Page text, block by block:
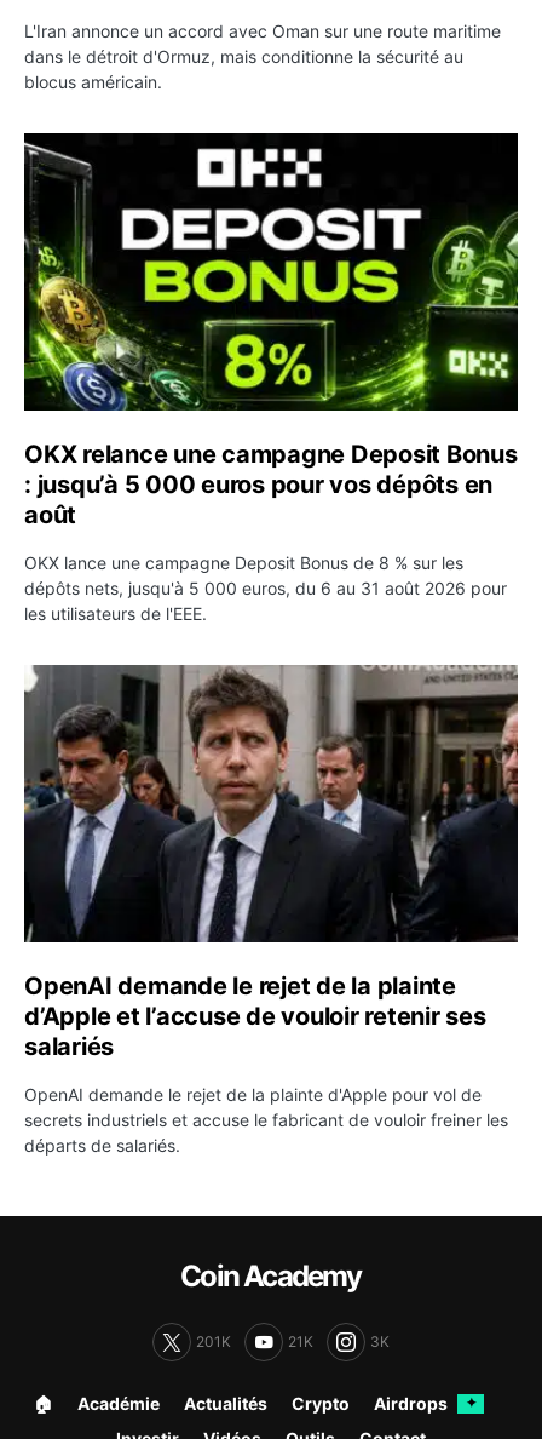
L'Iran annonce un accord avec Oman sur une route maritime
dans le détroit d'Ormuz, mais conditionne la sécurité au
blocus américain.
OKX relance une campagne Deposit Bonus : jusqu’à 5
OKX relance une campagne Deposit Bonus
: jusqu’à 5 000 euros pour vos dépôts en
août
OKX lance une campagne Deposit Bonus de 8 % sur les
dépôts nets, jusqu'à 5 000 euros, du 6 au 31 août 2026 pour
les utilisateurs de l'EEE.
OpenAI demande le rejet de la plainte d’Apple et
OpenAI demande le rejet de la plainte
d’Apple et l’accuse de vouloir retenir ses
salariés
OpenAI demande le rejet de la plainte d'Apple pour vol de
secrets industriels et accuse le fabricant de vouloir freiner les
départs de salariés.
Coin Academy
201K 21K 3K
🏠︎ Académie Actualités Crypto Airdrops ✦